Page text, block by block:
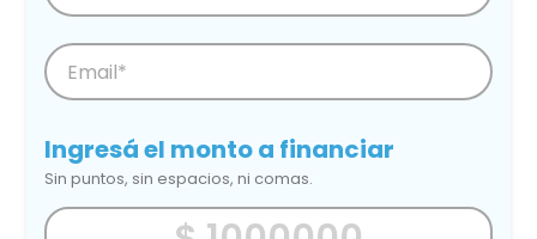
Ingresá el monto a financiar
Sin puntos, sin espacios, ni comas.